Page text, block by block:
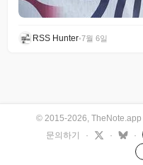
RSS Hunter•7월 6일
© 2015-2026, TheNote.app
문의하기
· · ·